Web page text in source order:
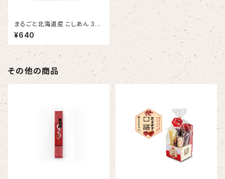
まるごと北海道産 こしあん 350
g｜しゅまり小豆・無添加・あん
こ好きに
¥640
その他の商品